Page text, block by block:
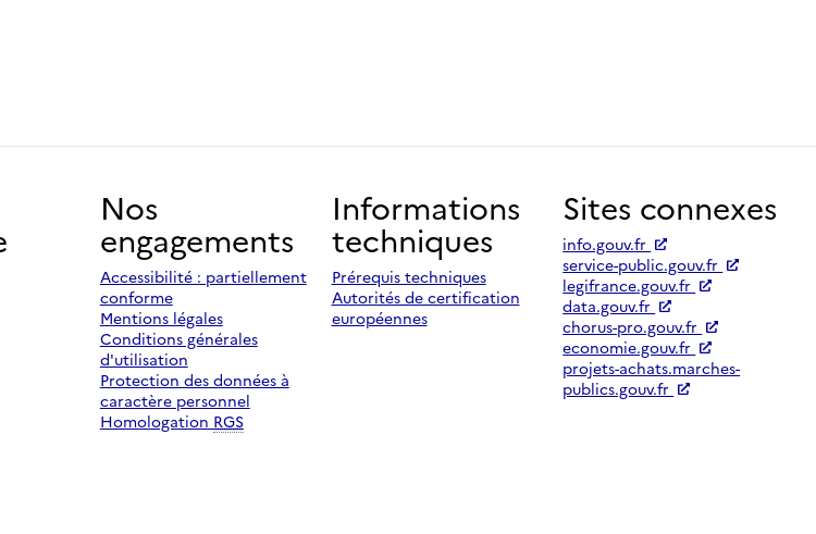
Nos
engagements
Accessibilité : partiellement
conforme
Mentions légales
Conditions générales
d'utilisation
Protection des données à
caractère personnel
Homologation RGS
Informations
techniques
Prérequis techniques
Autorités de certification
européennes
Sites connexes
info.gouv.fr
service-public.gouv.fr
legifrance.gouv.fr
data.gouv.fr
chorus-pro.gouv.fr
economie.gouv.fr
projets-achats.marches-
publics.gouv.fr